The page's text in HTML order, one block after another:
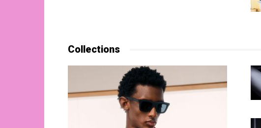
Collections